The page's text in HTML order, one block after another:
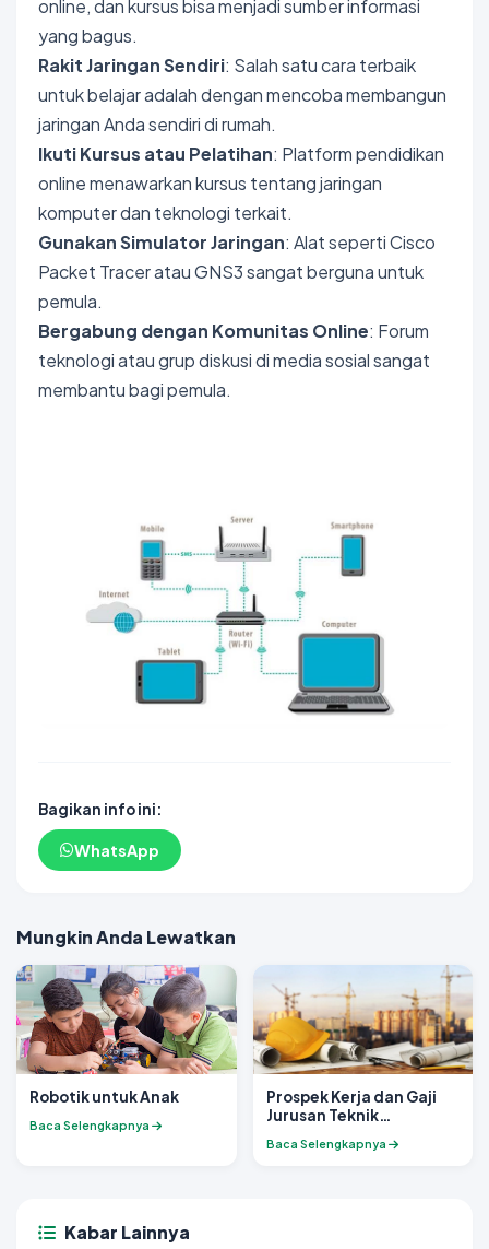
online, dan kursus bisa menjadi sumber informasi
yang bagus.
Rakit Jaringan Sendiri: Salah satu cara terbaik
untuk belajar adalah dengan mencoba membangun
jaringan Anda sendiri di rumah.
Ikuti Kursus atau Pelatihan: Platform pendidikan
online menawarkan kursus tentang jaringan
komputer dan teknologi terkait.
Gunakan Simulator Jaringan: Alat seperti Cisco
Packet Tracer atau GNS3 sangat berguna untuk
pemula.
Bergabung dengan Komunitas Online: Forum
teknologi atau grup diskusi di media sosial sangat
membantu bagi pemula.
Bagikan info ini:
WhatsApp
Mungkin Anda Lewatkan
Robotik untuk Anak
Baca Selengkapnya
Prospek Kerja dan Gaji
Jurusan Teknik
Indonesia
Baca Selengkapnya
Kabar Lainnya